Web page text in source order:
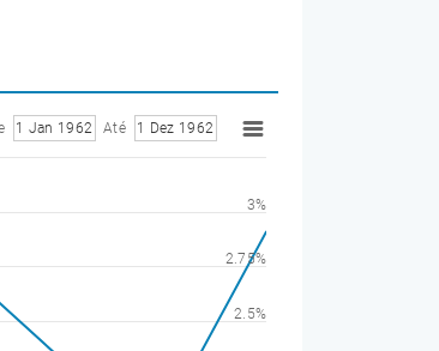
1 Jan 1962 Até 1 Dez 1962
2.5%
2.75%
3%